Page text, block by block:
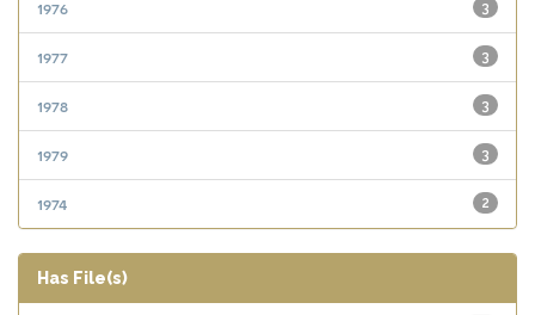
3
1976
3
1977
3
1978
3
1979
2
1974
Has File(s)